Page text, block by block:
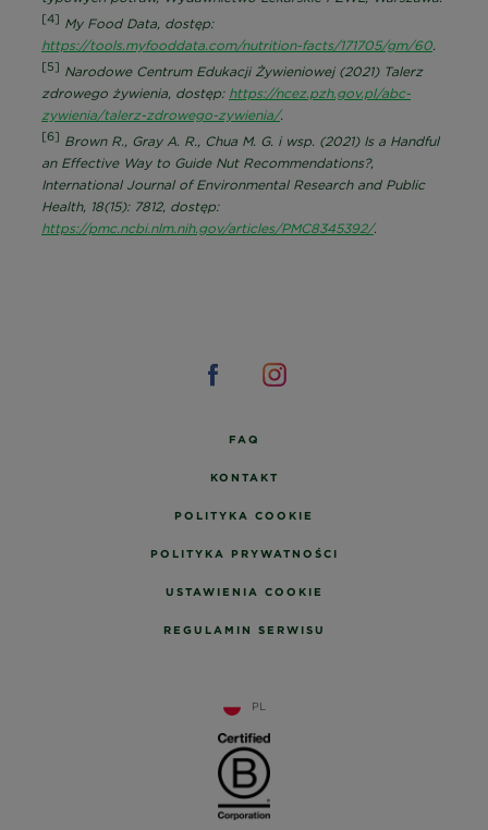
[4] My Food Data, dostęp:
https://tools.myfooddata.com/nutrition-facts/171705/gm/60.
[5] Narodowe Centrum Edukacji Żywieniowej (2021) Talerz
zdrowego żywienia, dostęp: https://ncez.pzh.gov.pl/abc-
zywienia/talerz-zdrowego-zywienia/.
[6] Brown R., Gray A. R., Chua M. G. i wsp. (2021) Is a Handful
an Effective Way to Guide Nut Recommendations?,
International Journal of Environmental Research and Public
Health, 18(15): 7812, dostęp:
https://pmc.ncbi.nlm.nih.gov/articles/PMC8345392/.
FAQ
KONTAKT
POLITYKA COOKIE
POLITYKA PRYWATNOŚCI
USTAWIENIA COOKIE
REGULAMIN SERWISU
PL